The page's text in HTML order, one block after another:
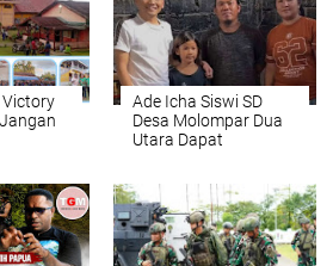
Victory
Ade Icha Siswi SD
Desa Molompar Dua
Utara Dapat